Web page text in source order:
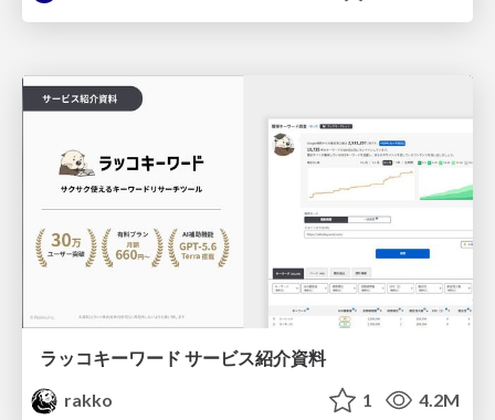
ラッコキーワード サービス紹介資料
rakko
1 4.2M